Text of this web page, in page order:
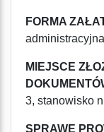
FORMA
administracyjna
MIEJSCE
3, stanowisko
SPRAWĘ